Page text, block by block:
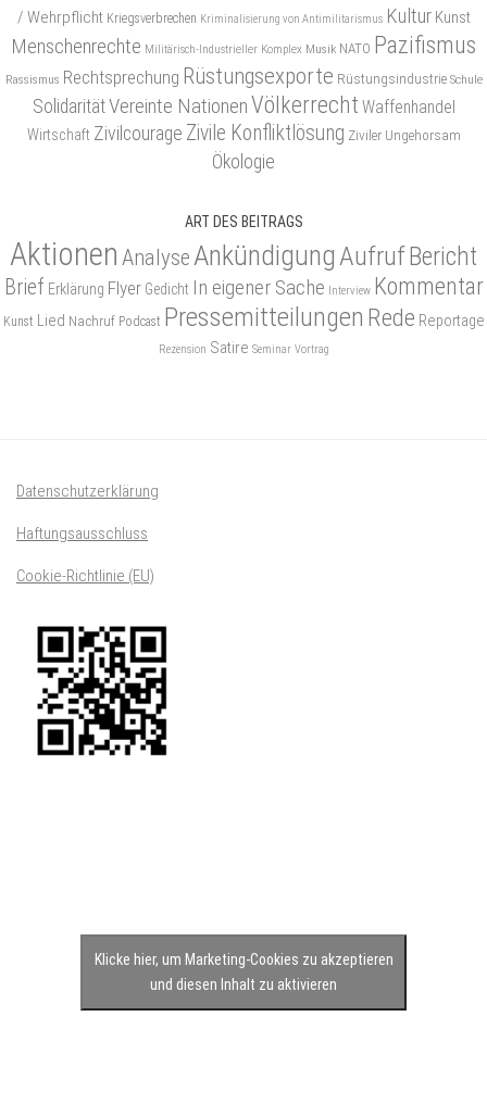
/ Wehrpflicht Kriegsverbrechen Kriminalisierung von Antimilitarismus Kultur Kunst
Menschenrechte Militärisch-Industrieller Komplex Musik NATO Pazifismus
Rassismus Rechtsprechung Rüstungsexporte Rüstungsindustrie Schule
SolidaritätVereinte NationenVölkerrecht Waffenhandel
Wirtschaft Zivilcourage Zivile Konfliktlösung Ziviler Ungehorsam
Ökologie
ART DES BEITRAGS
Aktionen AnalyseAnkündigungAufrufBericht
Brief Erklärung Flyer Gedicht In eigener Sache Interview Kommentar
Kunst Lied Nachruf Podcast Pressemitteilungen Rede Reportage
Rezension Satire Seminar Vortrag
Datenschutzerklärung
Haftungsausschluss
Cookie-Richtlinie (EU)
Klicke hier, um Marketing-Cookies zu akzeptieren
und diesen Inhalt zu aktivieren